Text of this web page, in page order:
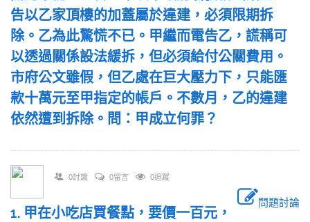
告以乙家頂樓的加蓋屬於違建，必須限期拆
除。乙為此驚慌不已。甲繼而電告乙，謊稱可
以透過關係設法緩拆，但必須給付公關費用。
市府公文雖假，但乙處在巨大壓力下，只能匯
款十萬元至甲指定的帳戶。不數月，乙的違建
依然遭到拆除。問：甲成立何罪？
0討論 0留言 0追蹤
問題討論
1. 甲在小吃店買餐點，要價一百元，